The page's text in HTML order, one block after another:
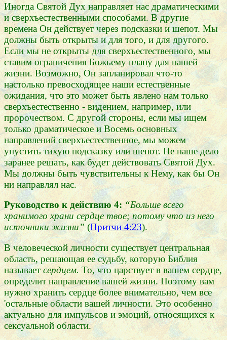
Иногда Святой Дух направляет нас драматическими
и сверхъестественными способами. В другие
времена Он действует через подсказки и шепот. Мы
должны быть открыты и для того, и для другого.
Если мы не открыты для сверхъестественного, мы
ставим ограничения Божьему плану для нашей
жизни. Возможно, Он запланировал что-то
настолько превосходящее наши естественные
ожидания, что это может быть явлено нам только
сверхъестественно - видением, например, или
пророчеством. С другой стороны, если мы ищем
только драматическое и Восемь основных
направлений сверхъестественное, мы можем
упустить тихую подсказку или шепот. Не наше дело
заранее решать, как будет действовать Святой Дух.
Мы должны быть чувствительны к Нему, как бы Он
ни направлял нас.
Руководство к действию 4: “Больше всего
хранимого храни сердце твое; потому что из него
источники жизни” (Притчи 4:23).
В человеческой личности существует центральная
область, решающая ее судьбу, которую Библия
называет сердцем.То, что царствует в вашем сердце,
определит направление вашей жизни. Поэтому вам
нужно хранить сердце более внимательно, чем все
'остальные области вашей личности. Это особенно
актуально для импульсов и эмоций, относящихся к
сексуальной области.